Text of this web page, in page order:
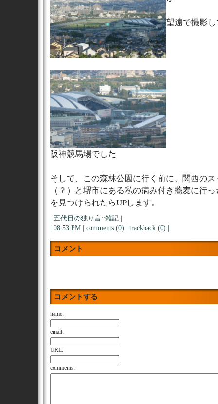
望遠で撮影
阪神競馬場でした
そして、この森林公園に行く前に、関西の
（？）と堺市にある私の病み付き蕎麦に行
を見つけられたらUPします。
五代目の独り言::雑記|
| 08:53 PM | comments (0) trackback (0)
コメント
コメントする
name:
email:
URL:
comments: